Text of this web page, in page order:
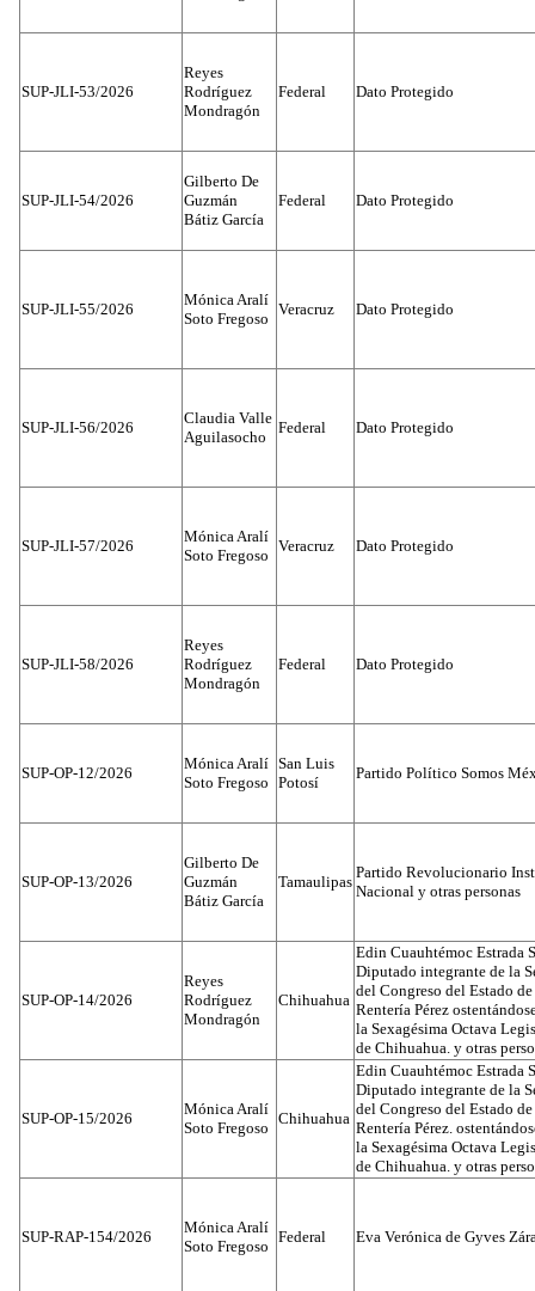
SUP-JLI-53/2026
Reyes
Rodríguez
Mondragón
Federal Dato Protegido
SUP-JLI-54/2026
Gilberto De
Guzmán
Bátiz García
Federal Dato Protegido
SUP-JLI-55/2026
Mónica Aralí
Soto Fregoso
Veracruz Dato Protegido
SUP-JLI-56/2026
Claudia Valle
Aguilasocho
Federal Dato Protegido
SUP-JLI-57/2026
Mónica Aralí
Soto Fregoso
Veracruz Dato Protegido
SUP-JLI-58/2026
Reyes
Rodríguez
Mondragón
Federal Dato Protegido
SUP-OP-12/2026
Mónica Aralí
Soto Fregoso
San Luis
Potosí
Partido Político Somos
SUP-OP-13/2026
Gilberto De
Guzmán
Bátiz García
Tamaulipas
Partido Revolucionario
Nacional y otras personas
SUP-OP-14/2026
Reyes
Rodríguez
Mondragón
Chihuahua
Edin Cuauhtémoc Estrada
Diputado integrante de la
del Congreso del Estado
Rentería Pérez
la Sexagésima Octava
de Chihuahua. y otras
SUP-OP-15/2026
Mónica Aralí
Soto Fregoso
Chihuahua
Edin Cuauhtémoc Estrada
Diputado integrante de la
del Congreso del Estado
Rentería Pérez.
la Sexagésima Octava
de Chihuahua. y otras
SUP-RAP-154/2026
Mónica Aralí
Soto Fregoso
Federal Eva Verónica de Gyves